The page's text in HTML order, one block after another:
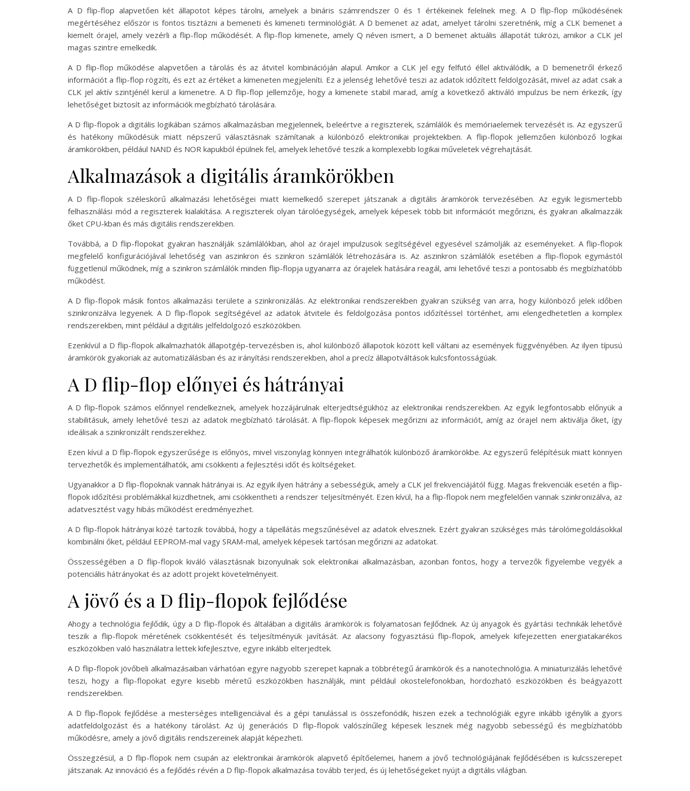
A D flip-flop alapvetően két állapotot képes tárolni, amelyek a bináris számrendszer 0 és 1 értékeinek felelnek meg. A D flip-flop működésének
megértéséhez először is fontos tisztázni a bemeneti és kimeneti terminológiát. A D bemenet az adat, amelyet tárolni szeretnénk, míg a CLK bemenet a
kiemelt órajel, amely vezérli a flip-flop működését. A flip-flop kimenete, amely Q néven ismert, a D bemenet aktuális állapotát tükrözi, amikor a CLK jel
magas szintre emelkedik.
A D flip-flop működése alapvetően a tárolás és az átvitel kombinációján alapul. Amikor a CLK jel egy felfutó éllel aktiválódik, a D bemenetről érkező
információt a flip-flop rögzíti, és ezt az értéket a kimeneten megjeleníti. Ez a jelenség lehetővé teszi az adatok időzített feldolgozását, mivel az adat csak a
CLK jel aktív szintjénél kerül a kimenetre. A D flip-flop jellemzője, hogy a kimenete stabil marad, amíg a következő aktiváló impulzus be nem érkezik, így
lehetőséget biztosít az információk megbízható tárolására.
A D flip-flopok a digitális logikában számos alkalmazásban megjelennek, beleértve a regiszterek, számlálók és memóriaelemek tervezését is. Az egyszerű
és hatékony működésük miatt népszerű választásnak számítanak a különböző elektronikai projektekben. A flip-flopok jellemzően különböző logikai
áramkörökben, például NAND és NOR kapukból épülnek fel, amelyek lehetővé teszik a komplexebb logikai műveletek végrehajtását.
Alkalmazások a digitális áramkörökben
A D flip-flopok széleskörű alkalmazási lehetőségei miatt kiemelkedő szerepet játszanak a digitális áramkörök tervezésében. Az egyik legismertebb
felhasználási mód a regiszterek kialakítása. A regiszterek olyan tárolóegységek, amelyek képesek több bit információt megőrizni, és gyakran alkalmazzák
őket CPU-kban és más digitális rendszerekben.
Továbbá, a D flip-flopokat gyakran használják számlálókban, ahol az órajel impulzusok segítségével egyesével számolják az eseményeket. A flip-flopok
megfelelő konfigurációjával lehetőség van aszinkron és szinkron számlálók létrehozására is. Az aszinkron számlálók esetében a flip-flopok egymástól
függetlenül működnek, míg a szinkron számlálók minden flip-flopja ugyanarra az órajelek hatására reagál, ami lehetővé teszi a pontosabb és megbízhatóbb
működést.
A D flip-flopok másik fontos alkalmazási területe a szinkronizálás. Az elektronikai rendszerekben gyakran szükség van arra, hogy különböző jelek időben
szinkronizálva legyenek. A D flip-flopok segítségével az adatok átvitele és feldolgozása pontos időzítéssel történhet, ami elengedhetetlen a komplex
rendszerekben, mint például a digitális jelfeldolgozó eszközökben.
Ezenkívül a D flip-flopok alkalmazhatók állapotgép-tervezésben is, ahol különböző állapotok között kell váltani az események függvényében. Az ilyen típusú
áramkörök gyakoriak az automatizálásban és az irányítási rendszerekben, ahol a precíz állapotváltások kulcsfontosságúak.
A D flip-flop előnyei és hátrányai
A D flip-flopok számos előnnyel rendelkeznek, amelyek hozzájárulnak elterjedtségükhöz az elektronikai rendszerekben. Az egyik legfontosabb előnyük a
stabilitásuk, amely lehetővé teszi az adatok megbízható tárolását. A flip-flopok képesek megőrizni az információt, amíg az órajel nem aktiválja őket, így
ideálisak a szinkronizált rendszerekhez.
Ezen kívül a D flip-flopok egyszerűsége is előnyös, mivel viszonylag könnyen integrálhatók különböző áramkörökbe. Az egyszerű felépítésük miatt könnyen
tervezhetők és implementálhatók, ami csökkenti a fejlesztési időt és költségeket.
Ugyanakkor a D flip-flopoknak vannak hátrányai is. Az egyik ilyen hátrány a sebességük, amely a CLK jel frekvenciájától függ. Magas frekvenciák esetén a flip-
flopok időzítési problémákkal küzdhetnek, ami csökkentheti a rendszer teljesítményét. Ezen kívül, ha a flip-flopok nem megfelelően vannak szinkronizálva, az
adatvesztést vagy hibás működést eredményezhet.
A D flip-flopok hátrányai közé tartozik továbbá, hogy a tápellátás megszűnésével az adatok elvesznek. Ezért gyakran szükséges más tárolómegoldásokkal
kombinálni őket, például EEPROM-mal vagy SRAM-mal, amelyek képesek tartósan megőrizni az adatokat.
Összességében a D flip-flopok kiváló választásnak bizonyulnak sok elektronikai alkalmazásban, azonban fontos, hogy a tervezők figyelembe vegyék a
potenciális hátrányokat és az adott projekt követelményeit.
A jövő és a D flip-flopok fejlődése
Ahogy a technológia fejlődik, úgy a D flip-flopok és általában a digitális áramkörök is folyamatosan fejlődnek. Az új anyagok és gyártási technikák lehetővé
teszik a flip-flopok méretének csökkentését és teljesítményük javítását. Az alacsony fogyasztású flip-flopok, amelyek kifejezetten energiatakarékos
eszközökben való használatra lettek kifejlesztve, egyre inkább elterjedtek.
A D flip-flopok jövőbeli alkalmazásaiban várhatóan egyre nagyobb szerepet kapnak a többrétegű áramkörök és a nanotechnológia. A miniaturizálás lehetővé
teszi, hogy a flip-flopokat egyre kisebb méretű eszközökben használják, mint például okostelefonokban, hordozható eszközökben és beágyazott
rendszerekben.
A D flip-flopok fejlődése a mesterséges intelligenciával és a gépi tanulással is összefonódik, hiszen ezek a technológiák egyre inkább igénylik a gyors
adatfeldolgozást és a hatékony tárolást. Az új generációs D flip-flopok valószínűleg képesek lesznek még nagyobb sebességű és megbízhatóbb
működésre, amely a jövő digitális rendszereinek alapját képezheti.
Összegzésül, a D flip-flopok nem csupán az elektronikai áramkörök alapvető építőelemei, hanem a jövő technológiájának fejlődésében is kulcsszerepet
játszanak. Az innováció és a fejlődés révén a D flip-flopok alkalmazása tovább terjed, és új lehetőségeket nyújt a digitális világban.